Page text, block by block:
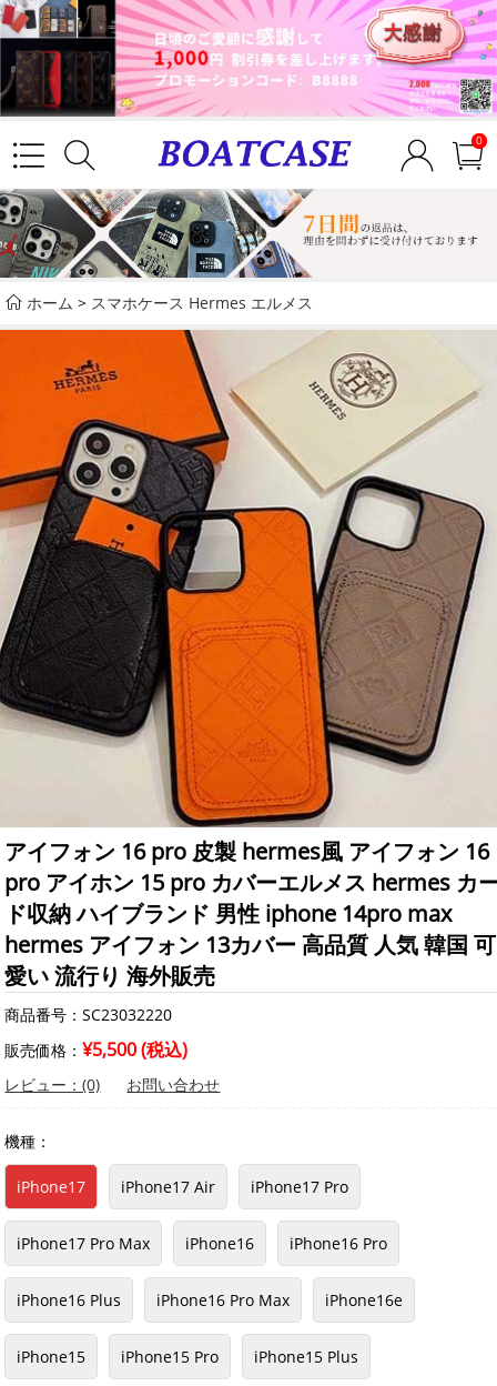
0
ホーム > スマホケース Hermes エルメス
アイフォン 16 pro 皮製 hermes風 アイフォン 16
pro アイホン 15 pro カバーエルメス hermes カ
ド収納 ハイブランド 男性 iphone 14pro max
hermes アイフォン 13カバー 高品質 人気 韓国 可
愛い 流行り 海外販売
商品番号：SC23032220
販売価格：¥5,500 (税込)
レビュー：(0) お問い合わせ
機種：
iPhone17 iPhone17 Air iPhone17 Pro
iPhone17 Pro Max iPhone16 iPhone16 Pro
iPhone16 Plus iPhone16 Pro Max iPhone16e
iPhone15 iPhone15 Pro iPhone15 Plus